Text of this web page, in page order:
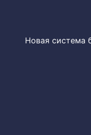
Новая система